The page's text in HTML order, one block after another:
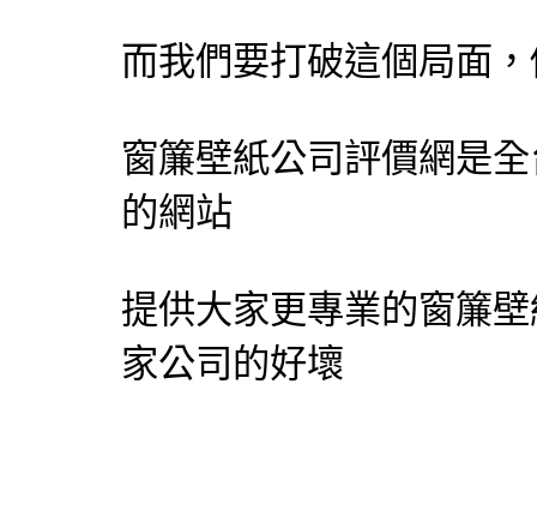
而我們要打破這個局面
窗簾壁紙公司評價網是
的網站
提供大家更專業的窗簾
家公司的好壞